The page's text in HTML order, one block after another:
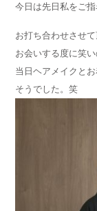
今日は先日私をご
お打ち合わせさせ
お会いする度に笑
当日ヘアメイクと
そうでした。笑